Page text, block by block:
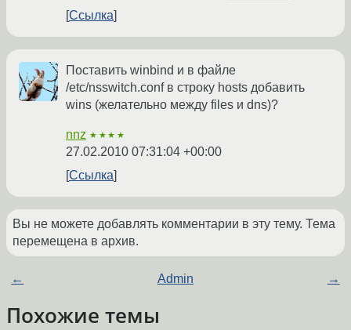
Ссылка
Поставить winbind и в файле
/etc/nsswitch.conf в строку hosts добавить
wins (желательно между files и dns)?
nnz ★★★★
27.02.2010 07:31:04 +00:00
Ссылка
Вы не можете добавлять комментарии в эту тему. Тема
перемещена в архив.
← Admin →
Похожие темы